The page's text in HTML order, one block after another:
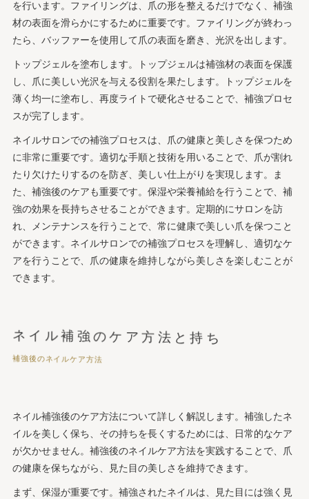
を行います。ファイリングは、爪の形を整えるだけでなく、補強
材の表面を滑らかにするために重要です。ファイリングが終わっ
たら、バッファーを使用して爪の表面を磨き、光沢を出します。
トップジェルを塗布します。トップジェルは補強材の表面を保護
し、爪に美しい光沢を与える役割を果たします。トップジェルを
薄く均一に塗布し、再度ライトで硬化させることで、補強プロセ
スが完了します。
ネイルサロンでの補強プロセスは、爪の健康と美しさを保つため
に非常に重要です。適切な手順と技術を用いることで、爪が割れ
たり欠けたりするのを防ぎ、美しい仕上がりを実現します。ま
た、補強後のケアも重要です。保湿や栄養補給を行うことで、補
強の効果を長持ちさせることができます。定期的にサロンを訪
れ、メンテナンスを行うことで、常に健康で美しい爪を保つこと
ができます。ネイルサロンでの補強プロセスを理解し、適切なケ
アを行うことで、爪の健康を維持しながら美しさを楽しむことが
できます。
ネイル補強のケア方法と持ち
補強後のネイルケア方法
ネイル補強後のケア方法について詳しく解説します。補強したネ
イルを美しく保ち、その持ちを長くするためには、日常的なケア
が欠かせません。補強後のネイルケア方法を実践することで、爪
の健康を保ちながら、見た目の美しさを維持できます。
まず、保湿が重要です。補強されたネイルは、見た目には強く見